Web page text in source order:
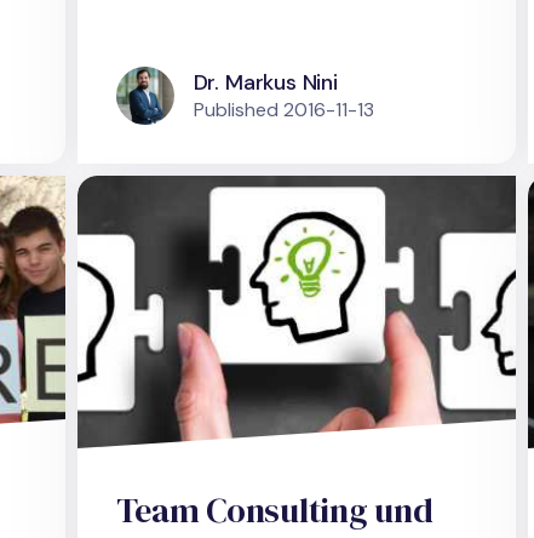
Dr. Markus Nini
Published 2016-11-13
Team Consulting und